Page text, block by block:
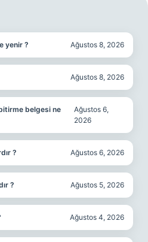
yenir ? Ağustos 8, 2026
Ağustos 8, 2026
belgesi ne
Ağustos 6,
2026
? Ağustos 6, 2026
? Ağustos 5, 2026
Ağustos 4, 2026